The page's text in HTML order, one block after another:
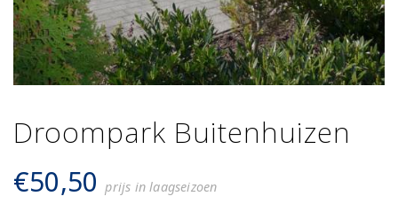
Droompark Buitenhuizen
€50,50 prijs in laagseizoen